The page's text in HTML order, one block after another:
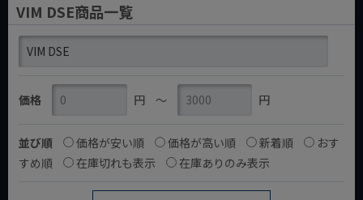
VIM DSE商品一覧
価格 円 〜 円
並び順 価格が安い順 価格が高い順 新着順
おす
すめ順
在庫切れも表示 在庫ありのみ表示